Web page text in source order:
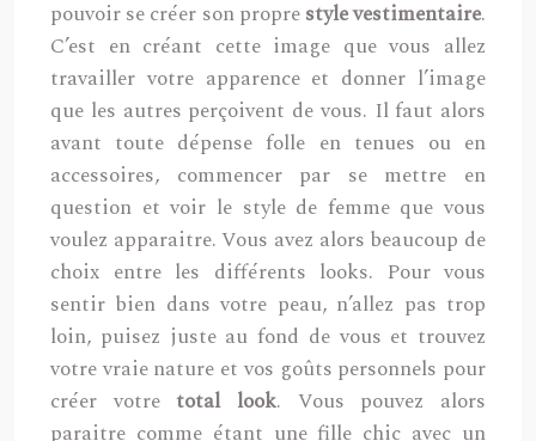
pouvoir se créer son proprestyle vestimentaire.
C’est en créant cette image que vous allez
travailler votre apparence et donner l’image
que les autres perçoivent de vous. Il faut alors
avant toute dépense folle en tenues ou en
accessoires, commencer par se mettre en
question et voir le style de femme que vous
voulez apparaitre. Vous avez alors beaucoup de
choix entre les différents looks. Pour vous
sentir bien dans votre peau, n’allez pas trop
loin, puisez juste au fond de vous et trouvez
votre vraie nature et vos goûts personnels pour
créer votretotal look. Vous pouvez alors
paraitre comme étant une fille chic avec un